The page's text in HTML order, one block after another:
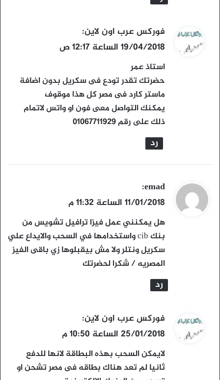
ي
ق
و
ل
فوركس عرب اون لاين:
19/04/2018 الساعة 12:17 ص
استاذ عمر
حضرتك تقدر تودع فى سكريل بدون اضافة
ماستر كارد فى مصر كل هذا موقوف
يمكنك التواصل معى فون او واتس لاتمام
ذلك على رقم 01067711929
رد
ي
ق
و
ل
emad
:
11/01/2018 الساعة 11:32 م
هل يمكنني عمل فيزا ترافيل تشويس من
بنك cib واستخدامها في السحب والايداع علي
سكريل ونتلر ولا مش بيقبلوها زي باقى الفيز
المصريه / شكرا لحضرتك
رد
ي
ق
و
ل
فوركس عرب اون لاين:
25/01/2018 الساعة 10:50 م
لايمكن السحب بهذه البطاقة لانها للدفع
ثانيا لم تعد هناك بطاقه فى مصر تشحن او